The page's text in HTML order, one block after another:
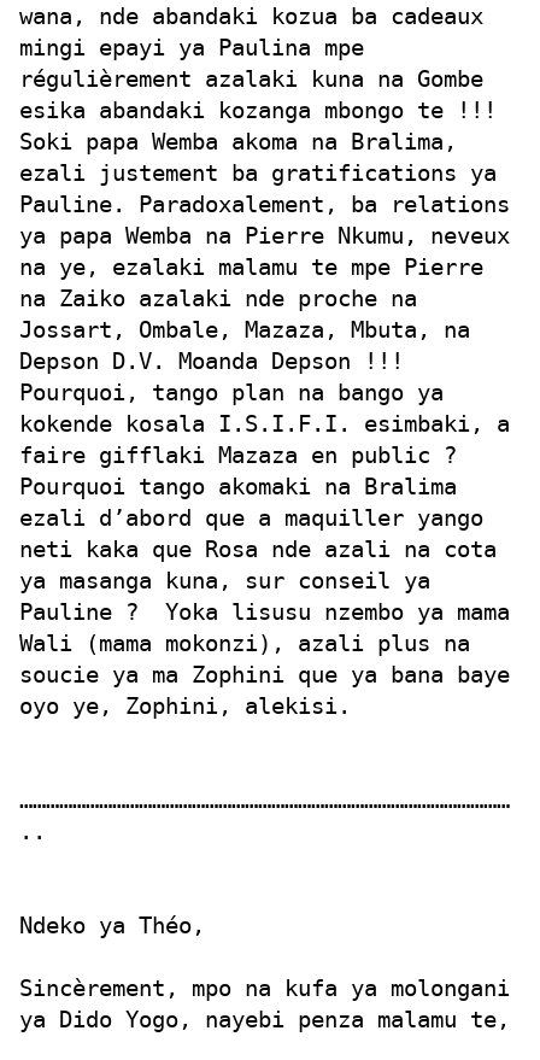
wana, nde abandaki kozua ba cadeaux
mingi epayi ya Paulina mpe
régulièrement azalaki kuna na Gombe
esika abandaki kozanga mbongo te !!!
Soki papa Wemba akoma na Bralima,
ezali justement ba gratifications ya
Pauline. Paradoxalement, ba relations
ya papa Wemba na Pierre Nkumu, neveux
na ye, ezalaki malamu te mpe Pierre
na Zaiko azalaki nde proche na
Jossart, Ombale, Mazaza, Mbuta, na
Depson D.V. Moanda Depson !!!
Pourquoi, tango plan na bango ya
kokende kosala I.S.I.F.I. esimbaki, a
faire gifflaki Mazaza en public ?
Pourquoi tango akomaki na Bralima
ezali d’abord que a maquiller yango
neti kaka que Rosa nde azali na cota
ya masanga kuna, sur conseil ya
Pauline ? Yoka lisusu nzembo ya mama
Wali (mama mokonzi), azali plus na
soucie ya ma Zophini que ya bana baye
oyo ye, Zophini, alekisi.
…………………………………………………………………………………………………
..
Ndeko ya Théo,
Sincèrement, mpo na kufa ya molongani
ya Dido Yogo, nayebi penza malamu te,